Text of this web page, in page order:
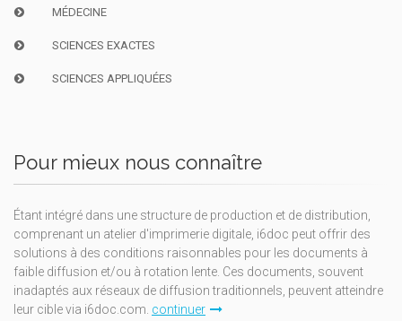
MÉDECINE
SCIENCES EXACTES
SCIENCES APPLIQUÉES
Pour mieux nous connaître
Étant intégré dans une structure de production et de distribution,
comprenant un atelier d'imprimerie digitale, i6doc peut offrir des
solutions à des conditions raisonnables pour les documents à
faible diffusion et/ou à rotation lente. Ces documents, souvent
inadaptés aux réseaux de diffusion traditionnels, peuvent atteindre
leur cible via i6doc.com. continuer